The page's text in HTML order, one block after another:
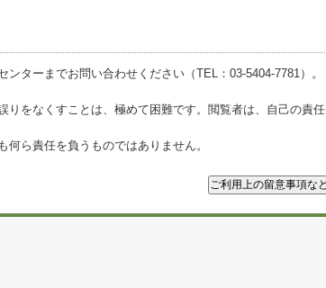
ターまでお問い合わせください（TEL：03-5404-7781）。
をなくすことは、極めて困難です。閲覧者は、自己の責任
ら責任を負うものではありません。